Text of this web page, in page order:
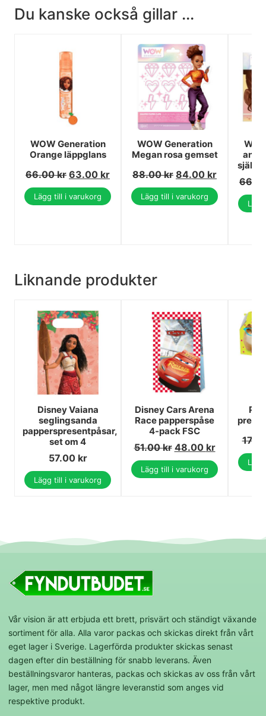
Du kanske också gillar ...
WOW Generation
Orange läppglans
66.00kr 63.00 kr
Lägg till i varukorg
WOW Generation
Megan rosa gemset
88.00kr 84.00 kr
Lägg till i varukorg
Liknande produkter
Disney Vaiana
seglingsanda
papperspresentpåsar,
set om 4
57.00 kr
Lägg till i varukorg
Disney Cars Arena
Race papperspåse
4-pack FSC
51.00kr 48.00 kr
Lägg till i varukorg
Vår vision är att erbjuda ett brett, prisvärt och ständigt växande
sortiment för alla. Alla varor packas och skickas direkt från vårt
eget lager i Sverige. Lagerförda produkter skickas senast
dagen efter din beställning för snabb leverans. Även
beställningsvaror hanteras, packas och skickas av oss från vårt
lager, men med något längre leveranstid som anges vid
respektive produkt.